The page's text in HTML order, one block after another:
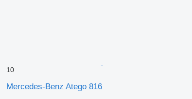
10
Mercedes-Benz Atego 816